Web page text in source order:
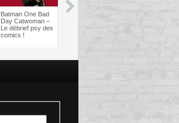
Batman One Bad
Day Catwoman –
Le débrief psy des
comics !